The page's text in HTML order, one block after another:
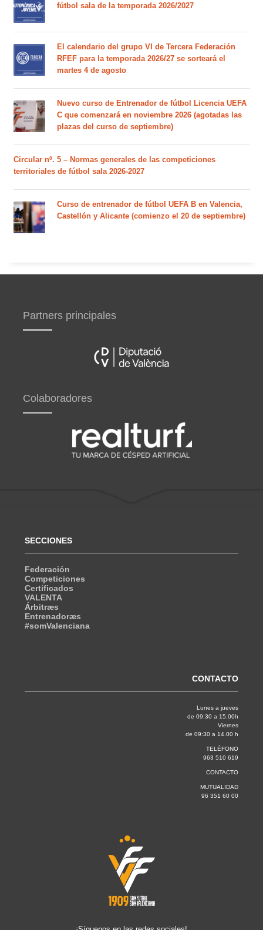
fútbol sala de la temporada 2026/2027
El calendario del grupo VI de Tercera Federación
RFEF para la temporada 2026/27 se sorteará el
martes 4 de agosto
Nuevo curso de Entrenador de fútbol Licencia UEFA
C que comenzará en noviembre 2026 (agotadas las
plazas del curso de septiembre)
Circular nº. 5 – Normas generales de las competiciones
territoriales de fútbol sala 2026-2027
Curso de entrenador de fútbol UEFA B en Valencia,
Castellón y Alicante (comienzo el 20 de septiembre)
Partners principales
Colaboradores
SECCIONES
Federación
Competiciones
Certificados
VALENTA
Árbitræs
Entrenadoræs
#somValenciana
CONTACTO
Lunes a jueves
de 09:30 a 15.00h
Viernes
de 09:30 a 14.00 h
TELÉFONO
963 510 619
CONTACTO
MUTUALIDAD
96 351 60 00